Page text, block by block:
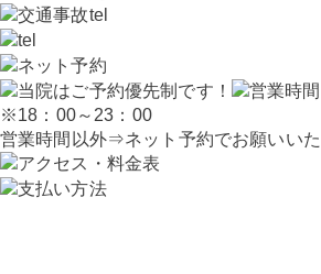
※18：00～23：00
営業時間以外⇒ネット予約でお願いいた